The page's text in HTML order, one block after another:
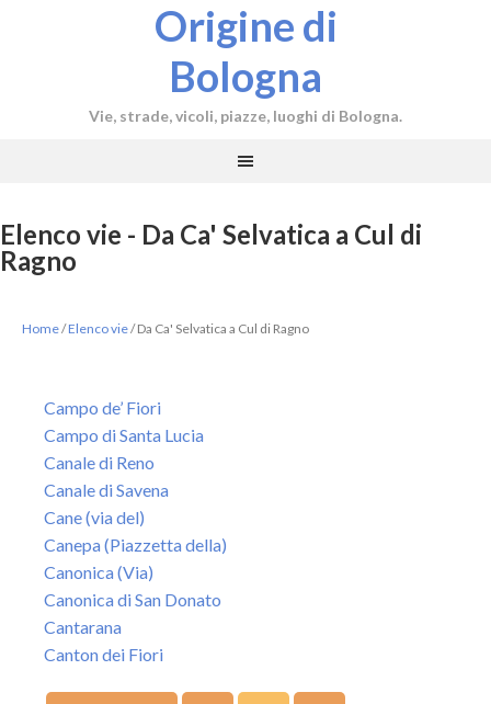
Origine di
Bologna
Vie, strade, vicoli, piazze, luoghi di Bologna.
Elenco vie - Da Ca' Selvatica a Cul di
Ragno
Home/Elenco vie/Da Ca' Selvatica a Cul di Ragno
Campo de’ Fiori
Campo di Santa Lucia
Canale di Reno
Canale di Savena
Cane (via del)
Canepa (Piazzetta della)
Canonica (Via)
Canonica di San Donato
Cantarana
Canton dei Fiori